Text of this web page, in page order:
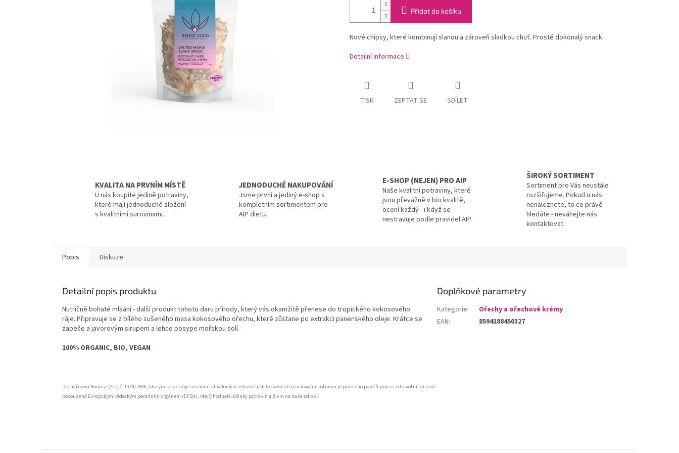
Přidat do košíku
Nové chipsy, které kombinují slanou a zároveň sladkou chuť. Prostě dokonalý snack.
Detailní informace
TISK ZEPTAT SE SDÍLET
KVALITA NA PRVNÍM MÍSTĚ
U nás koupíte jedině potraviny,
které mají jednoduché složení
s kvalitními surovinami.
JEDNODUCHÉ NAKUPOVÁNÍ
Jsme první a jediný e-shop s
kompletním sortimentem pro
AIP dietu.
E-SHOP (NEJEN) PRO AIP
Naše kvalitní potraviny, které
jsou převážně v bio kvalitě,
ocení každý - i když se
nestravuje podle pravidel AIP.
ŠIROKÝ SORTIMENT
Sortiment pro Vás neustále
rozšiřujeme. Pokud u nás
nenaleznete, to co právě
hledáte - neváhejte nás
kontaktovat.
Popis Diskuze
Detailní popis produktu
Nutričně bohaté mlsání - další produkt tohoto daru přírody, který vás okamžitě přenese do tropického kokosového
ráje. Připravuje se z bílého sušeného masa kokosového ořechu, které zůstane po extrakci panenského oleje. Krátce se
zapeče a javorovým sirupem a lehce posype mořskou solí.
100% ORGANIC, BIO, VEGAN
Dle nařízení Komise (EU) č. 1924/2006, kterým se zřizuje seznam schválených zdravotních tvrzení při označování potravin je povoleno použít pouze zdravotní tvrzení
posouzená Evropským vědeckým poradním orgánem (EFSA), který hodnotil účinky potravin a živin na naše zdraví.
Doplňkové parametry
Kategorie:
Ořechy a ořechové krémy
EAN: 8594188450327